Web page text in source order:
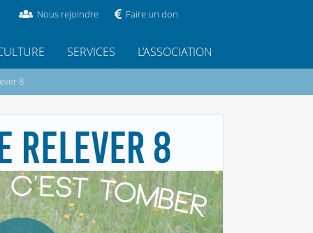
Nous rejoindre Faire un don
SERVICES L’ASSOCIATION
8
RELEVER 8